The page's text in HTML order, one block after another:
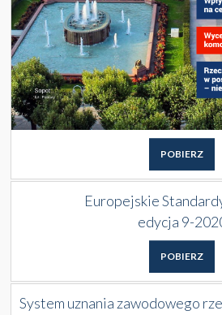
POBIERZ
Europejskie
edycja 9-
POBIERZ
System uznania zawodowego